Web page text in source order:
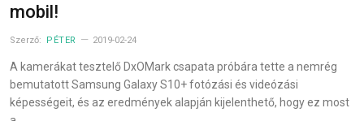
mobil!
Szerző: PÉTER 2019-02-24
A kamerákat tesztelő DxOMark csapata próbára tette a nemrég
bemutatott Samsung Galaxy S10+ fotózási és videózási
képességeit, és az eredmények alapján kijelenthető, hogy ez most